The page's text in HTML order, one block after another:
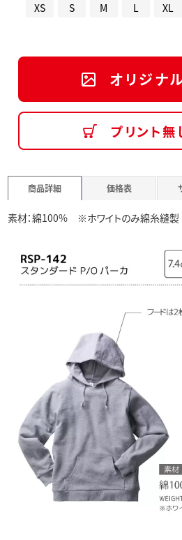
XS S M L XL
オリジナ
プリント無
商品詳細 価格表
素材：綿100% ※ホワイトのみ綿糸縫製